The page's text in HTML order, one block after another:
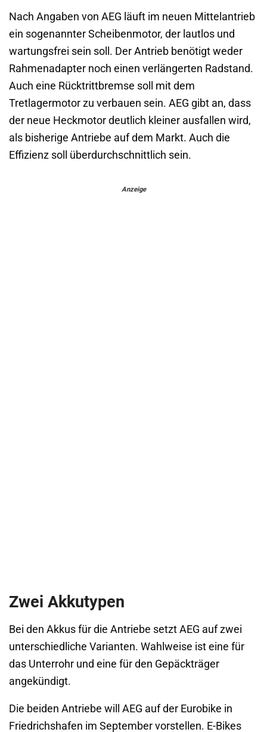
Nach Angaben von AEG läuft im neuen Mittelantrieb
ein sogenannter Scheibenmotor, der lautlos und
wartungsfrei sein soll. Der Antrieb benötigt weder
Rahmenadapter noch einen verlängerten Radstand.
Auch eine Rücktrittbremse soll mit dem
Tretlagermotor zu verbauen sein. AEG gibt an, dass
der neue Heckmotor deutlich kleiner ausfallen wird,
als bisherige Antriebe auf dem Markt. Auch die
Effizienz soll überdurchschnittlich sein.
Anzeige
Zwei Akkutypen
Bei den Akkus für die Antriebe setzt AEG auf zwei
unterschiedliche Varianten. Wahlweise ist eine für
das Unterrohr und eine für den Gepäckträger
angekündigt.
Die beiden Antriebe will AEG auf der Eurobike in
Friedrichshafen im September vorstellen. E-Bikes